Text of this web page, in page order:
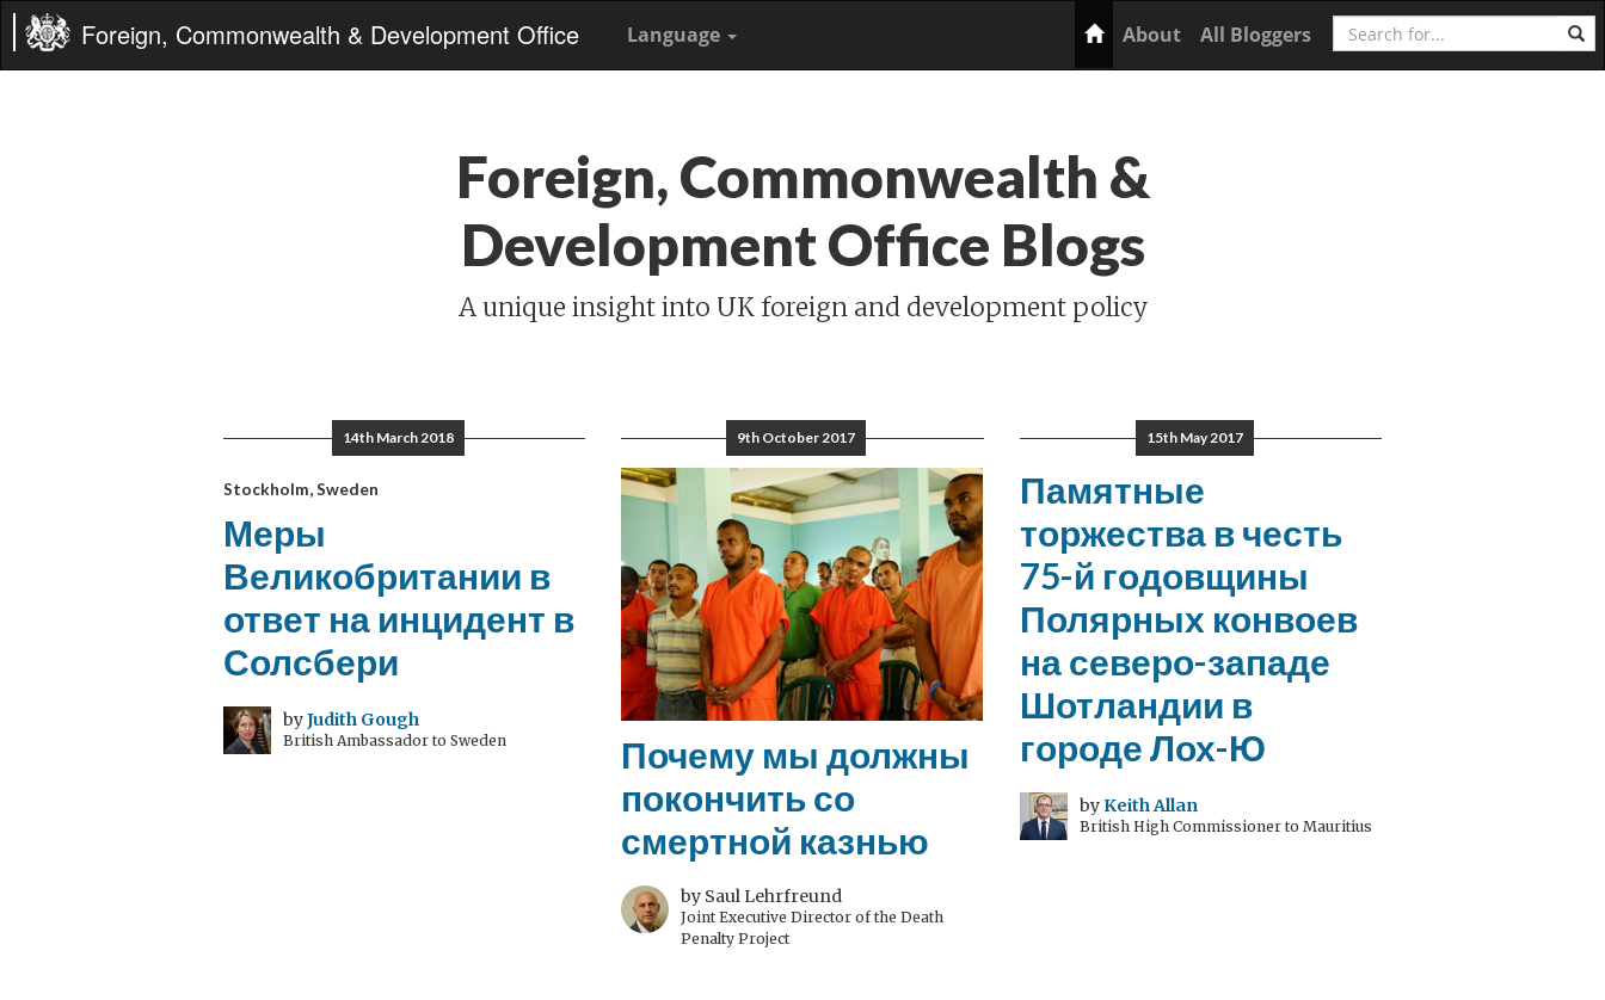
Foreign, Commonwealth & Development Office Language Home
About All Bloggers Search
Foreign, Commonwealth &
Development Office Blogs
A unique insight into UK foreign and development policy
14th March 2018
Stockholm, Sweden
Меры
Великобритании в
ответ на инцидент в
Солсбери
byJudith Gough
British Ambassador to Sweden
9th October 2017
Почему мы должны
покончить со
смертной казнью
by Saul Lehrfreund
Joint Executive Director of the Death
Penalty Project
15th May 2017
Памятные
торжества в честь
75-й годовщины
Полярных конвоев
на северо-западе
Шотландии в
городе Лох-Ю
byKeith Allan
British High Commissioner to Mauritius